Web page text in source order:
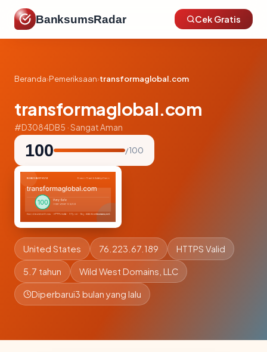
BanksumsRadar Cek Gratis
Beranda›Pemeriksaan›transformaglobal.com
transformaglobal.com
#D3084DB5 · Sangat Aman
100 / 100
United States 76.223.67.189 HTTPS Valid
5.7 tahun Wild West Domains, LLC
Diperbarui3 bulan yang lalu